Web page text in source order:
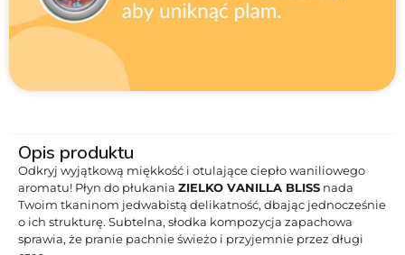
Opis produktu
Odkryj wyjątkową miękkość i otulające ciepło waniliowego
aromatu! Płyn do płukania ZIELKO VANILLA BLISS nada
Twoim tkaninom jedwabistą delikatność, dbając jednocześnie
o ich strukturę. Subtelna, słodka kompozycja zapachowa
sprawia, że pranie pachnie świeżo i przyjemnie przez długi